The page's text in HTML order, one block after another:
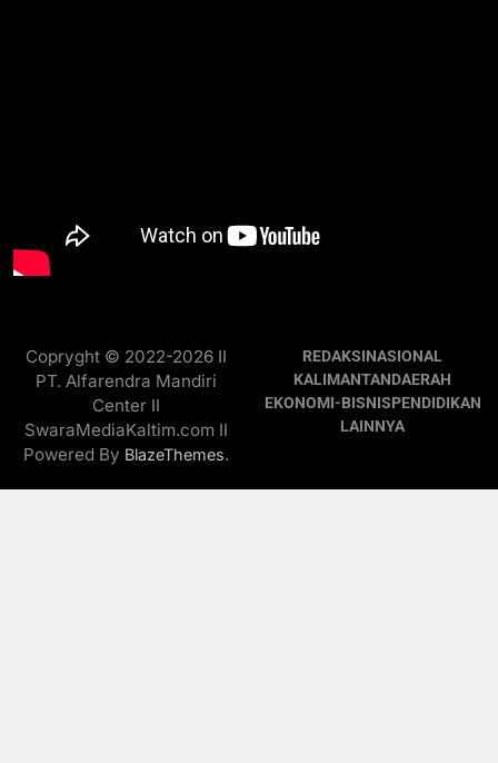
Copryght © 2022-2026 II
PT. Alfarendra Mandiri
Center II
SwaraMediaKaltim.com II
Powered By BlazeThemes.
REDAKSINASIONAL
KALIMANTANDAERAH
EKONOMI-BISNISPENDIDIKAN
LAINNYA